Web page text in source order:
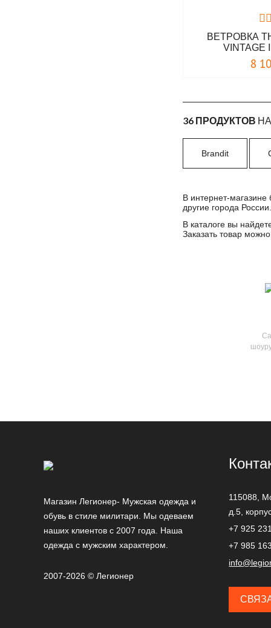
ВЕТРОВКА
VINTAGE
8
36 ПРОДУКТОВ
Brandit
В интернет-магазине
другие города
В каталоге вы
Заказать товар
Магазин Легионер- Мужская одежда и
обувь в стиле милитари. Мы одеваем
наших клиентов с 2007 года. Наша
одежда с мужским характером.
2007-2026 © Легионер
115088,
д.5,
+7 925
+7 985